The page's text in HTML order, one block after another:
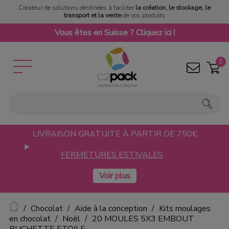
Créateur de solutions destinées à faciliter la création, le stockage, le
transport et la ventede vos produits
Vous êtes en Suisse ? Cliquez ici !
0
LIVRAISON GRATUITE À PARTIR DE 750€
FERMETURES ESTIVALES
Accueil
Chocolat Aide à la conception
Kits moulages
en chocolat
Noël
20 MOULES 5X3 EMBOUT